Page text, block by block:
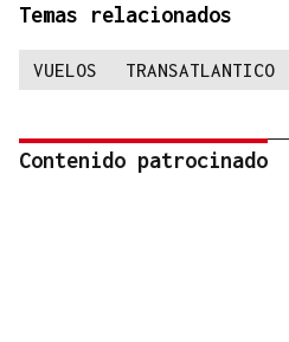
Temas relacionados
VUELOS TRANSATLANTICO
Contenido patrocinado